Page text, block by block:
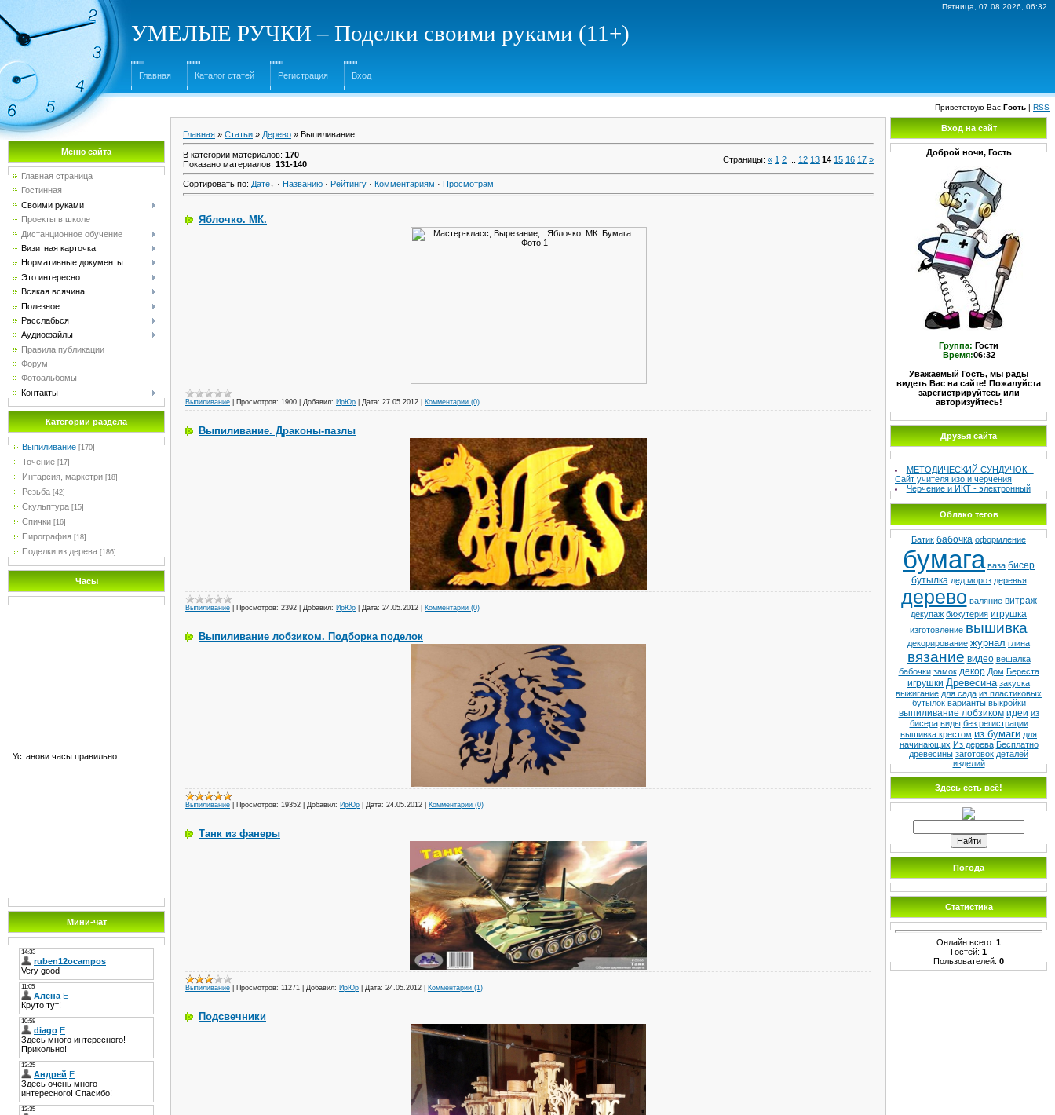
Пятница, 07.08.2026, 06:32
УМЕЛЫЕ РУЧКИ – Поделки своими руками (11+)
Главная Каталог статей Регистрация Вход
Приветствую Вас Гость | RSS
Меню сайта
Главная страница
Гостинная
Своими руками
Проекты в школе
Дистанционное обучение
Визитная карточка
Нормативные документы
Это интересно
Всякая всячина
Полезное
Расслабься
Аудиофайлы
Правила публикации
Форум
Фотоальбомы
Контакты
Категории раздела
Выпиливание [170]
Точение [17]
Интарсия, маркетри [18]
Резьба [42]
Скульптура [15]
Спички [16]
Пирография [18]
Поделки из дерева [186]
Часы
Установи часы правильно
Мини-чат
Главная » Статьи » Дерево » Выпиливание
В категории материалов: 170
Показано материалов: 131-140 Страницы: « 1 2 12 13 14 15 16 17 »
Сортировать по: Дате · Названию · Рейтингу · Комментариям · Просмотрам
Яблочко. МК.
Выпиливание Просмотров: 1900 Добавил: ИрЮр Дата: 27.05.2012 Комментарии (0)
Выпиливание. Драконы-пазлы
Выпиливание Просмотров: 2392 Добавил: ИрЮр Дата: 24.05.2012 Комментарии (0)
Выпиливание лобзиком. Подборка поделок
Выпиливание Просмотров: 19352 Добавил: ИрЮр Дата: 24.05.2012 Комментарии (0)
Танк из фанеры
Выпиливание Просмотров: 11271 Добавил: ИрЮр Дата: 24.05.2012 Комментарии (1)
Подсвечники
Вход на сайт
Доброй ночи, Гость
Группа: Гости
Время:06:32
Уважаемый Гость, мы рады
видеть Вас на сайте! Пожалуйста
зарегистрируйтесь или
авторизуйтесь!
Друзья сайта
Сайт учителя изо и черчения
Черчение и ИКТ - электронный
учебник
МО учителей ИЗО
Школа №8
Детская худ. школа
Облако тегов
Батик бабочка оформление
бумага ваза бисер
бутылка дед мороз деревья
дерево валяние витраж
декупаж бижутерия игрушка
изготовление вышивка
декорирование журнал глина
вязание видео вешалка
бабочки замок декор Дом Береста
игрушки Древесина закуска
выжигание для сада из пластиковых
бутылок варианты выкройки
выпиливание лобзиком идеи из
бисера виды без регистрации
вышивка крестом из бумаги для
начинающих Из дерева Бесплатно
древесины заготовок деталей
изделий
Здесь есть всё!
Погода
Статистика
Онлайн всего: 1
Гостей: 1
Пользователей: 0